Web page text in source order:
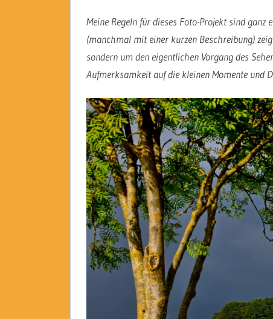
Meine Regeln für dieses Foto-Projekt sind
(manchmal mit einer kurzen Beschreibung)
sondern um den eigentlichen Vorgang des
Aufmerksamkeit auf die kleinen Momente und